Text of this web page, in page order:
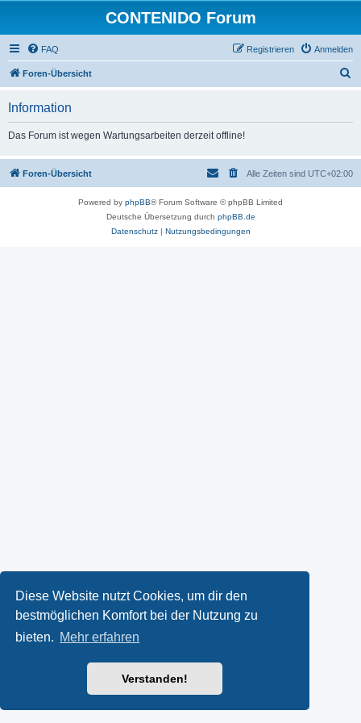
Diese Website nutzt Cookies, um dir den
bestmöglichen Komfort bei der Nutzung zu
bieten. Mehr erfahren
Verstanden!
CONTENIDO Forum
FAQ Anmelden
Registrieren
Foren-Übersicht
Information
Das Forum ist wegen Wartungsarbeiten derzeit offline!
Foren-Übersicht Alle Zeiten sind UTC+02:00
Powered by phpBB® Forum Software © phpBB Limited
Deutsche Übersetzung durch phpBB.de
Datenschutz| Nutzungsbedingungen